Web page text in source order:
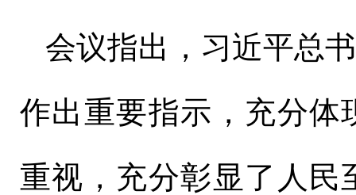
会议指出，习近平总
作出重要指示，充分体
重视，充分彰显了人民